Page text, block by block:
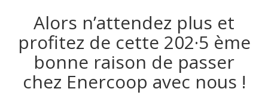
Alors n’attendez plus et
profitez de cette 202·5 ème
bonne raison de passer
chez Enercoop avec nous !